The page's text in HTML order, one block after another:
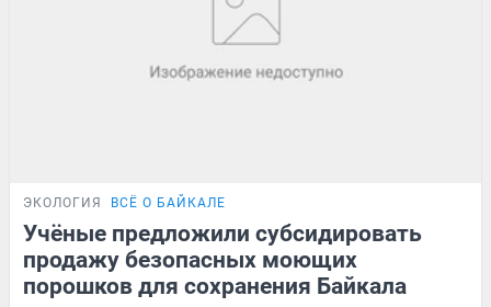
ЭКОЛОГИЯ ВСЁ О БАЙКАЛЕ
Учёные предложили субсидировать
продажу безопасных моющих
порошков для сохранения Байкала